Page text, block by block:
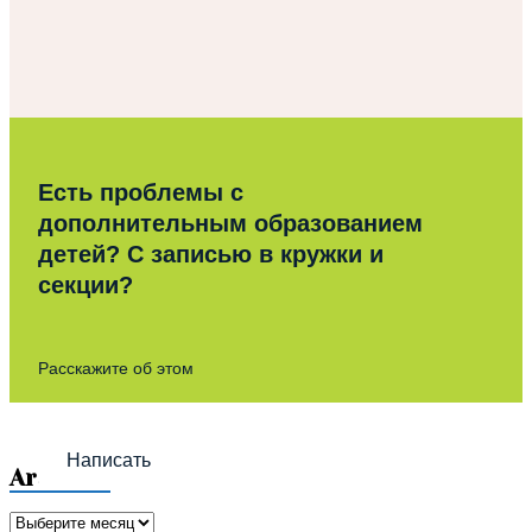
Есть проблемы с
дополнительным образованием
детей? С записью в кружки и
секции?
Расскажите об этом
Написать
Archives
Archives